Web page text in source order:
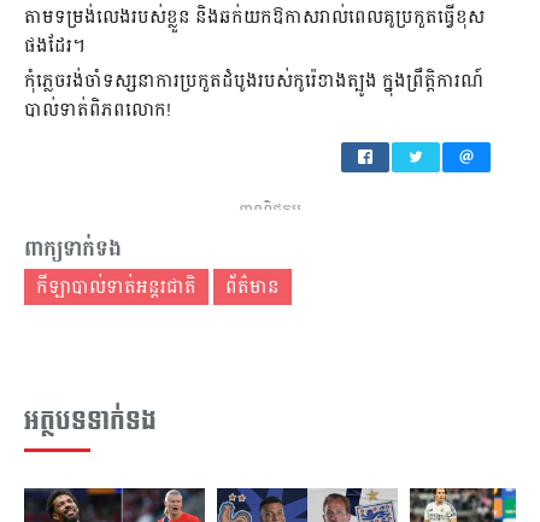
តាមទម្រង់លេងរបស់ខ្លួន និងឆក់យកឱកាសរាល់ពេលគូប្រកួតធ្វើខុស
ផងដែរ។
កុំភ្លេចរង់ចាំទស្សនាការប្រកួតដំបូងរបស់កូរ៉េខាងត្បូង ក្នុងព្រឹត្តិការណ៍
បាល់ទាត់ពិភពលោក!
ពាណិជ្ជកម្ម
ពាក្យទាក់ទង
កីឡាបាល់ទាត់អន្តរជាតិ ព័ត៌មាន
អត្ថបទទាក់ទង